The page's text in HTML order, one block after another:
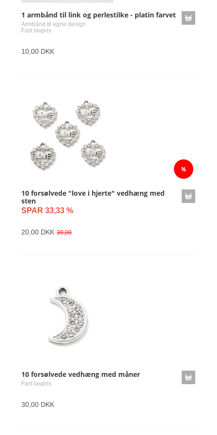
1 armbånd til link og perlestilke - platin farvet
Armbånd til egne design
Fast lavpris
10,00 DKK
10 forsølvede "love i hjerte" vedhæng med
sten
SPAR 33,33 %
20,00 DKK 30,00
10 forsølvede vedhæng med måner
Fast lavpris
30,00 DKK